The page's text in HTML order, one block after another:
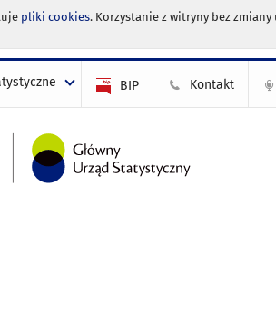
pliki cookies. Korzystanie z witryny bez
BIP Kontakt